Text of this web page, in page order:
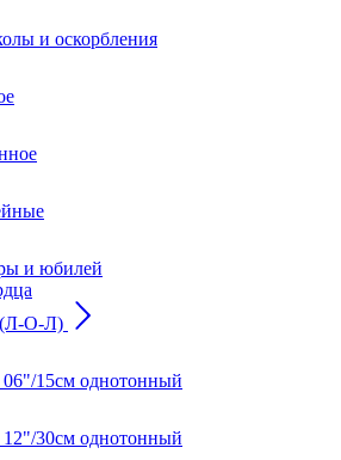
и оскорбления
и юбилей
(Л-О-Л)
15см однотонный
30см однотонный